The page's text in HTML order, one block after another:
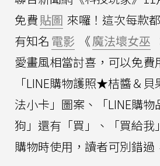
免費貼圖 來囉！這次每款
有知名 電影 《魔法壞女巫
愛畫風相當討喜，可以免費
「LINE購物護照★桔醬＆
法小卡」圖案、「LINE購
狗」還有「買」、「買給我
購物時使用，讀者可別錯過